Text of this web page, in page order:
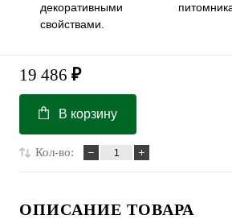
декоративными
свойствами.
19 486 ₽
В корзину
Кол-во:
ОПИСАНИЕ ТОВАРА